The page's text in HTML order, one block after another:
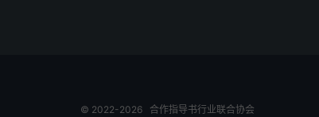
© 2022-2026 合作指导书行业联合协会